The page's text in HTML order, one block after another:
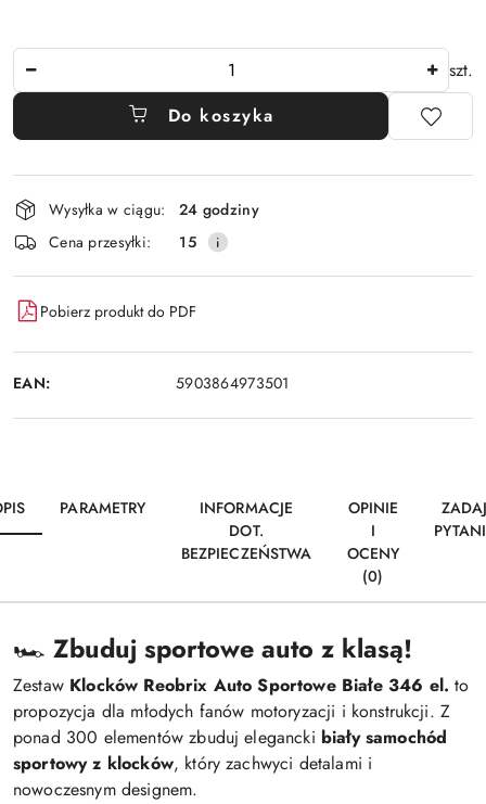
szt.
Do koszyka
Dostępność
i
dostawa
Wysyłka w ciągu:
24 godziny
Cena przesyłki:
15
Pobierz produkt do PDF
EAN: 5903864973501
PARAMETRY
INFORMACJE
DOT.
BEZPIECZEŃSTWA
OPINIE
I
OCENY
(0)
🏎️ Zbuduj sportowe auto z klasą!
Zestaw Klocków Reobrix Auto Sportowe Białe 346 el. to
propozycja dla młodych fanów motoryzacji i konstrukcji. Z
ponad 300 elementów zbuduj elegancki biały samochód
sportowy z klocków, który zachwyci detalami i
nowoczesnym designem.